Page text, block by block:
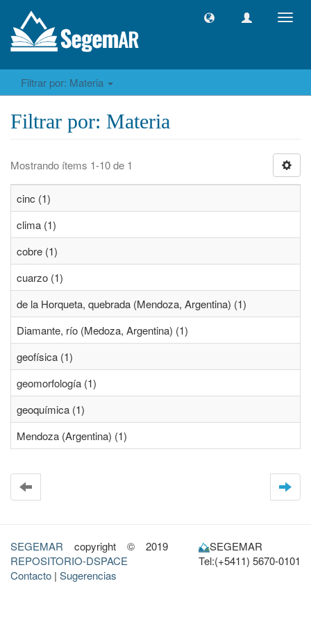
Filtrar por: Materia
Filtrar por: Materia
Mostrando ítems 1-10 de 1
cinc (1)
clima (1)
cobre (1)
cuarzo (1)
de la Horqueta, quebrada (Mendoza, Argentina) (1)
Diamante, río (Medoza, Argentina) (1)
geofísica (1)
geomorfología (1)
geoquímica (1)
Mendoza (Argentina) (1)
SEGEMAR copyright © 2019
REPOSITORIO-DSPACE
Contacto | Sugerencias
SEGEMAR
Tel:(+5411) 5670-0101